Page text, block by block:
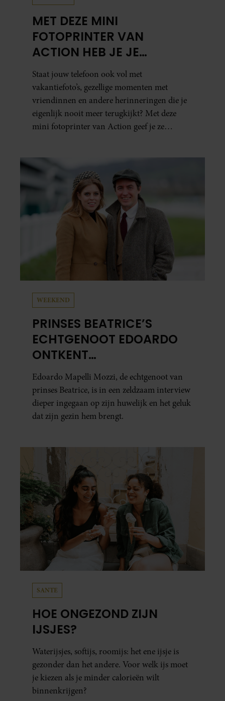
MET DEZE MINI
FOTOPRINTER VAN
ACTION HEB JE JE
FAVORIETE FOTO’S BINNEN
ÉÉN MINUUT IN HANDEN
Staat jouw telefoon ook vol met
vakantiefoto’s, gezellige momenten met
vriendinnen en andere herinneringen die je
eigenlijk nooit meer terugkijkt? Met deze
mini fotoprinter van Action geef je ze
al in handen.
WEEKEND
PRINSES BEATRICE’S
ECHTGENOOT EDOARDO
ONTKENT
HUWELIJKSPROBLEMEN
Edoardo Mapelli Mozzi, de echtgenoot van
prinses Beatrice, is in een zeldzaam interview
dieper ingegaan op zijn huwelijk en het geluk
dat zijn gezin hem brengt.
SANTE
HOE ONGEZOND ZIJN
IJSJES?
Waterijsjes, softijs, roomijs: het ene ijsje is
gezonder dan het andere. Voor welk ijs moet
je kiezen als je minder calorieën wilt
binnenkrijgen?